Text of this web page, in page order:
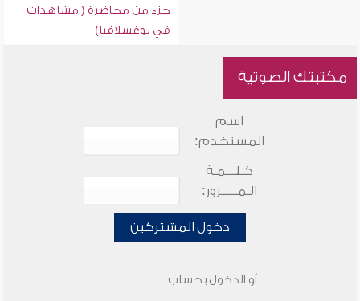
جزء من محاضرة ( مشاهدات
في يوغسلافيا)
مكتبتك الصوتية
اسم
المستخدم:
كـلـــمـة
الـمـــــرور:
دخول المشتركين
أو الدخول بحساب